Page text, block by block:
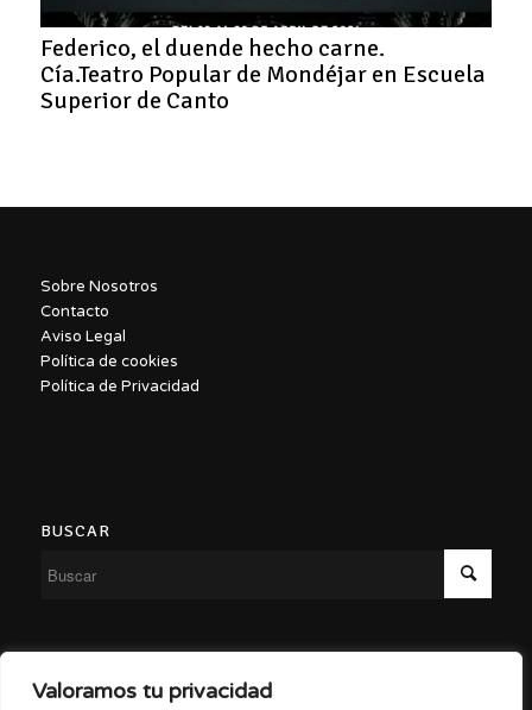
Valoramos tu privacidad
Federico, el duende hecho carne.
Cía.Teatro Popular de Mondéjar en Escuela
Superior de Canto
Sobre Nosotros
Contacto
Aviso Legal
Política de cookies
Política de Privacidad
BUSCAR